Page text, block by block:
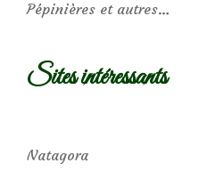
Pépinières et autres…
Sites intéressants
Natagora